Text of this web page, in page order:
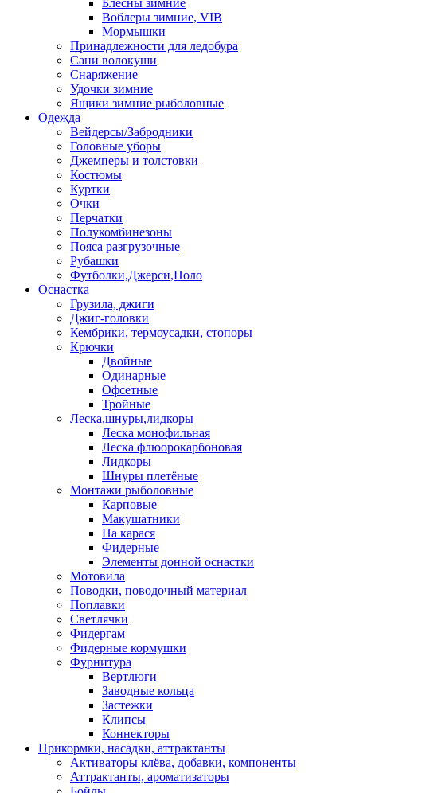
Блесны зимние
Воблеры зимние, VIB
Мормышки
Принадлежности для ледобура
Сани волокуши
Снаряжение
Удочки зимние
Ящики зимние рыболовные
Одежда
Вейдерсы/Забродники
Головные уборы
Джемперы и толстовки
Костюмы
Куртки
Очки
Перчатки
Полукомбинезоны
Пояса разгрузочные
Рубашки
Футболки,Джерси,Поло
Оснастка
Грузила, джиги
Джиг-головки
Кембрики, термоусадки, стопоры
Крючки
Двойные
Одинарные
Офсетные
Тройные
Леска,шнуры,лидкоры
Леска монофильная
Леска флюорокарбоновая
Лидкоры
Шнуры плетёные
Монтажи рыболовные
Карповые
Макушатники
На карася
Фидерные
Элементы донной оснастки
Мотовила
Поводки, поводочный материал
Поплавки
Светлячки
Фидергам
Фидерные кормушки
Фурнитура
Вертлюги
Заводные кольца
Застежки
Клипсы
Коннекторы
Прикормки, насадки, аттрактанты
Активаторы клёва, добавки, компоненты
Аттрактанты, ароматизаторы